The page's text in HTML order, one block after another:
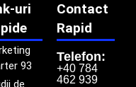
uri
93
de
Contact
Rapid
Telefon:
+40 784
462 939